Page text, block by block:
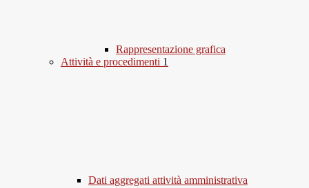
Rappresentazione grafica
Attività e procedimenti 1
Dati aggregati attività amministrativa